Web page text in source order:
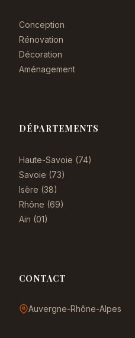
Conception
Rénovation
Décoration
Aménagement
DÉPARTEMENTS
Haute-Savoie (74)
Savoie (73)
Isère (38)
Rhône (69)
Ain (01)
CONTACT
Auvergne-Rhône-Alpes